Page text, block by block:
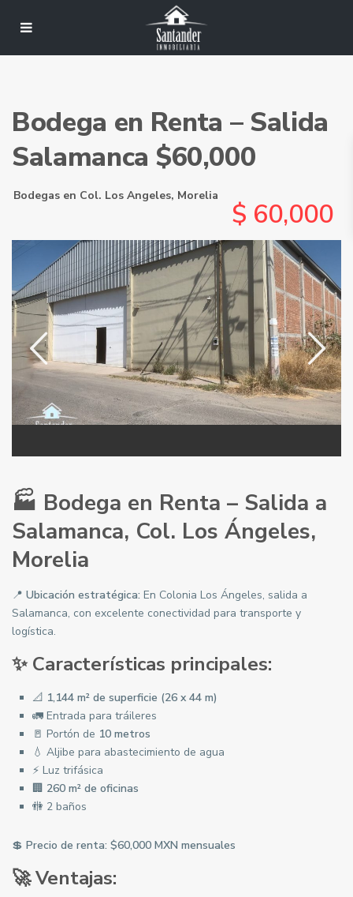
Bodega en Renta – Salida
Salamanca $60,000
Bodegas en Col. Los Angeles, Morelia
$ 60,000
🏭 Bodega en Renta – Salida a
Salamanca, Col. Los Ángeles,
Morelia
📍 Ubicación estratégica: En Colonia Los Ángeles, salida a
Salamanca, con excelente conectividad para transporte y
logística.
✨ Características principales:
📐 1,144 m² de superficie (26 x 44 m)
🚛 Entrada para tráileres
🚪 Portón de 10 metros
💧 Aljibe para abastecimiento de agua
⚡ Luz trifásica
🏢 260 m² de oficinas
🚻 2 baños
💲 Precio de renta: $60,000 MXN mensuales
🚀 Ventajas: